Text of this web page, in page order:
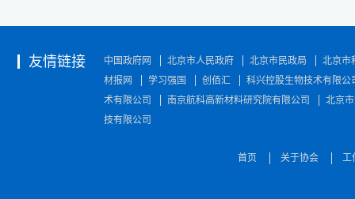
友情链接 中国政府网 北京市人民政府 北京市民政局
北京市
材报网
学习强国 创佰汇
科兴控股生物技术有限公
术有限公司
南京航科高新材料研究院有限公司
北京
技有限公司
首页 关于协会 工